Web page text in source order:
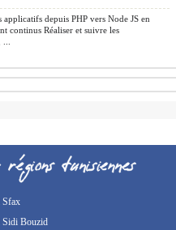
depuis PHP vers Node JS en
continus Réaliser et suivre les
Sfax
Sidi Bouzid